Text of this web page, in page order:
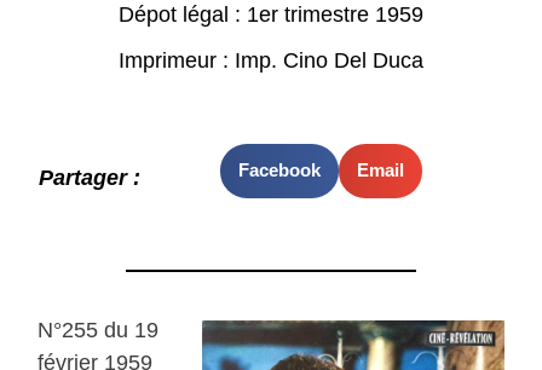
Dépot légal : 1er trimestre 1959
Imprimeur : Imp. Cino Del Duca
Partager : Facebook Email
N°255 du 19
février 1959